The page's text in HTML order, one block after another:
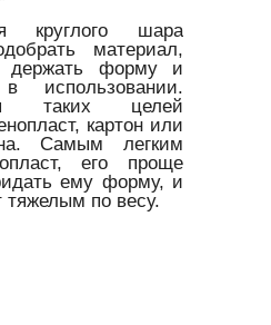
круглого шара
материал,
держать форму и
использовании.
таких целей
картон или
Самым легким
его проще
ему форму, и
тяжелым по весу.